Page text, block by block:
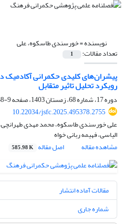
نویسنده =خورسندی طاسکوه، علی
تعداد مقالات: 1
پیشران‌های کلیدی حکمرانی آکادمیک
رویکرد تحلیل تاثیر متقابل
دوره 17، شماره 68، زمستان 1403، صفحه
9-38
10.22034/jsfc.2025.495378.2755
علی خورسندی طاسکوه، محمد مهدی
الیاسی، فهیمه ربانی خواه
مشاهده مقاله
اصل مقاله 585.98 K
مقالات آماده انتشار
شماره جاری